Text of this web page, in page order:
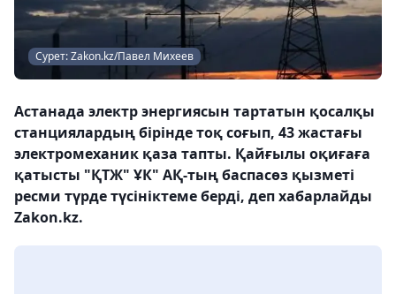
Сурет: Zakon.kz/Павел Михеев
Астанада электр энергиясын тартатын қосалқы
станциялардың бірінде тоқ соғып, 43 жастағы
электромеханик қаза тапты. Қайғылы оқиғаға
қатысты "ҚТЖ" ҰК" АҚ-тың баспасөз қызметі
ресми түрде түсініктеме берді, деп хабарлайды
Zakon.kz.